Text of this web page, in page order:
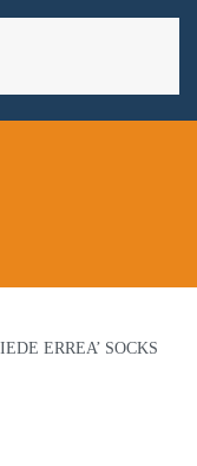
ERREA’ SOCKS